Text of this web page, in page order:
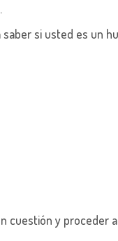
si usted es un
cuestión y proceder